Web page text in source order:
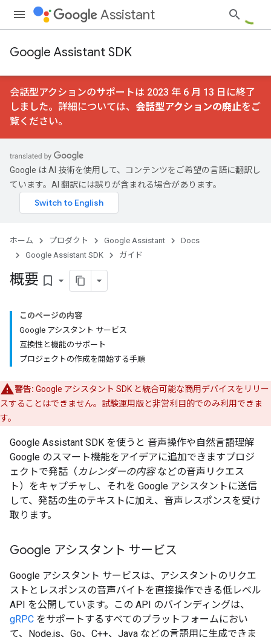
Assistant
Google Assistant SDK
会話型アクションのサポートは 2023 年 6 月 13 日に終了
しました。詳細については、 会話型アクションの廃止をご
覧ください。
Google は AI 技術を使用して、コンテンツをご希望の言語に翻訳し
ています。AI 翻訳には誤りが含まれる場合があります。
ホーム プロダクト Google Assistant
Docs
Google Assistant SDK
ガイド
概要 bookmark_border
このページの内容
Google アシスタント サービス
互換性と機能のサポート
プロジェクトの作成を開始する手順
警告: Google アシスタント SDK と統合可能な商用デバイスをリリー
スすることはできません。試験運用版と非営利目的でのみ利用できま
す。
Google Assistant SDK を使うと 音声操作や自然言語理解
Google のスマート機能をアイデアに追加できますプロジ
ェクトで発話（カレンダーの内容などの音声リクエス
ト）をキャプチャし、それを Google アシスタントに送信
して、発話の生のテキストに加え、音声レスポンスを受け
取ります。
Google アシスタント サービス
Google アシスタント サービスは、アシスタントのリクエ
ストとレスポンスの音声バイトを直接操作できる低レベル
API を公開しています。この API のバインディングは、
gRPC をサポートするすべてのプラットフォームにおい
て、Node.js、Go、C++、Java などの言語用に生成できま